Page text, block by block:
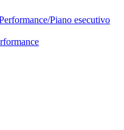
Piano esecutivo